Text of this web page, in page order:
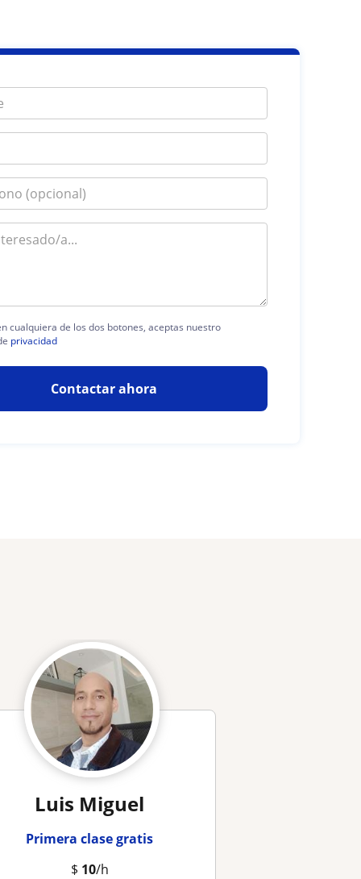
cualquiera de los dos botones, aceptas nuestro
privacidad
Contactar ahora
Luis Miguel
Primera clase gratis
$ 10/h